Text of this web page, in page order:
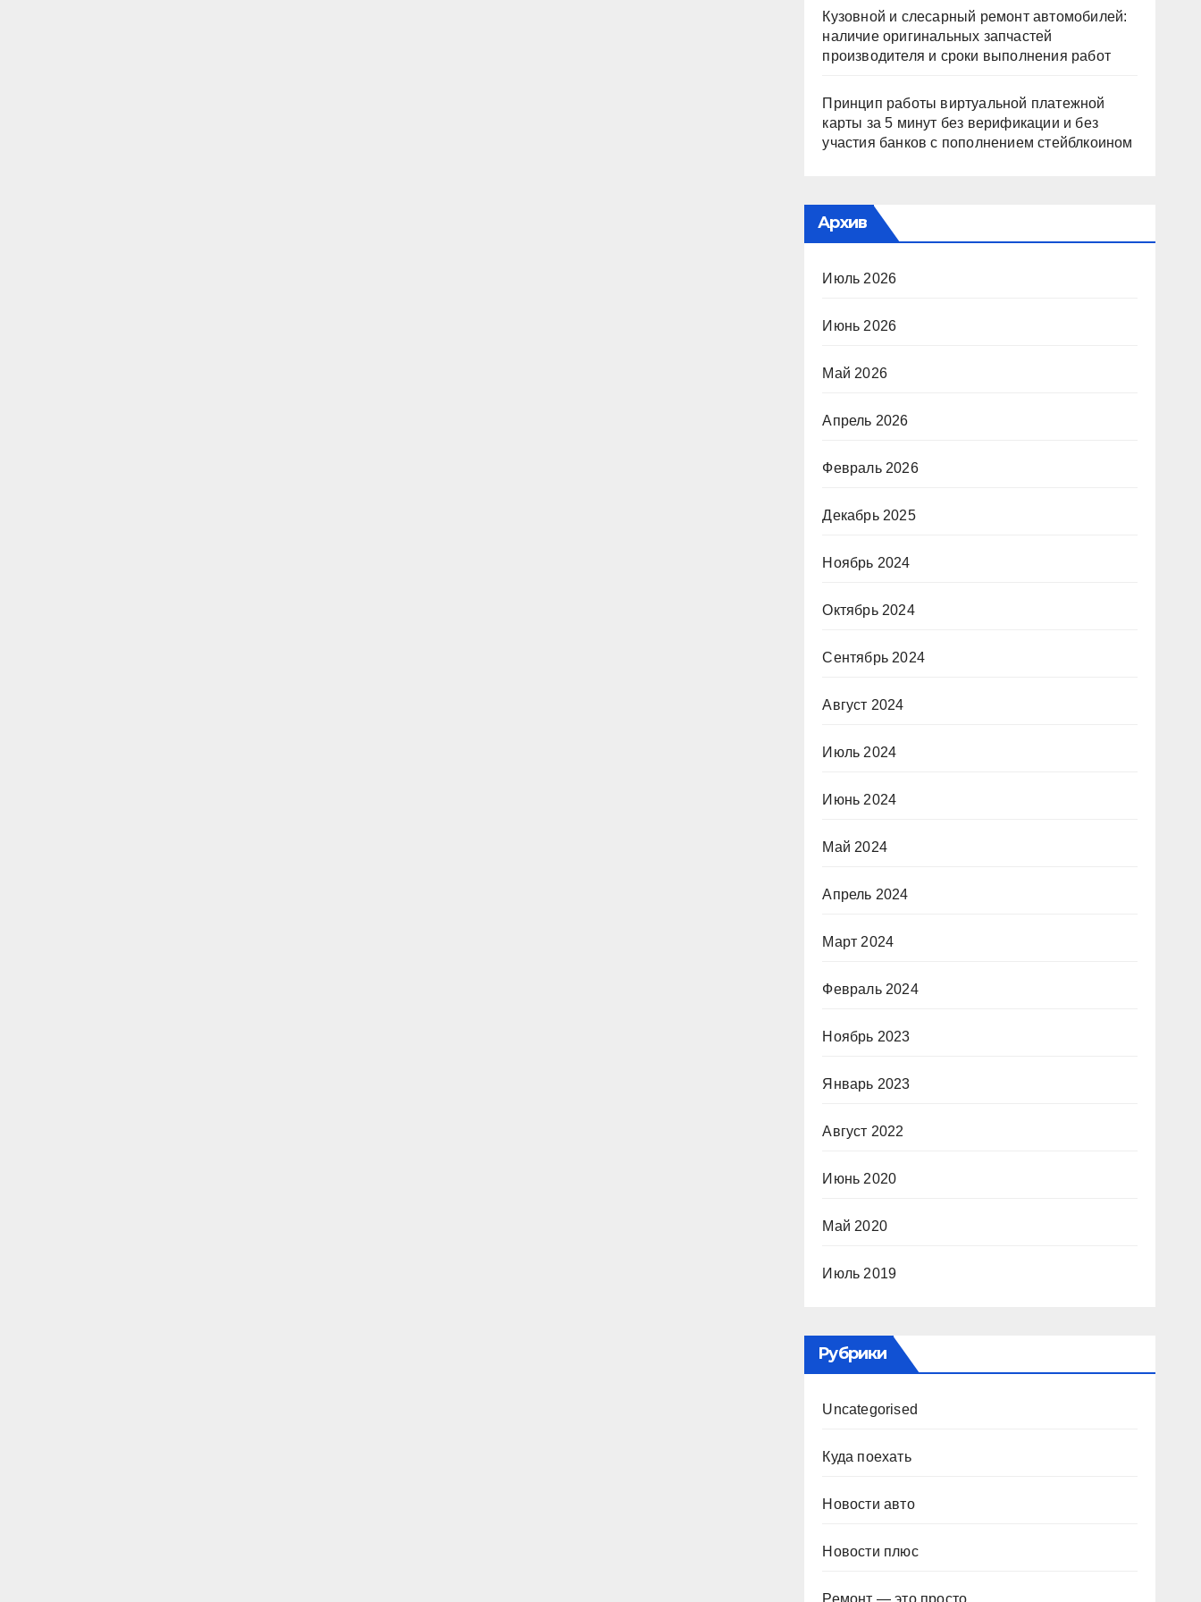
Кузовной и слесарный ремонт автомобилей:
наличие оригинальных запчастей
производителя и сроки выполнения работ
Принцип работы виртуальной платежной
карты за 5 минут без верификации и без
участия банков с пополнением стейблкоином
Архив
Июль 2026
Июнь 2026
Май 2026
Апрель 2026
Февраль 2026
Декабрь 2025
Ноябрь 2024
Октябрь 2024
Сентябрь 2024
Август 2024
Июль 2024
Июнь 2024
Май 2024
Апрель 2024
Март 2024
Февраль 2024
Ноябрь 2023
Январь 2023
Август 2022
Июнь 2020
Май 2020
Июль 2019
Рубрики
Uncategorised
Куда поехать
Новости авто
Новости плюс
Ремонт — это просто